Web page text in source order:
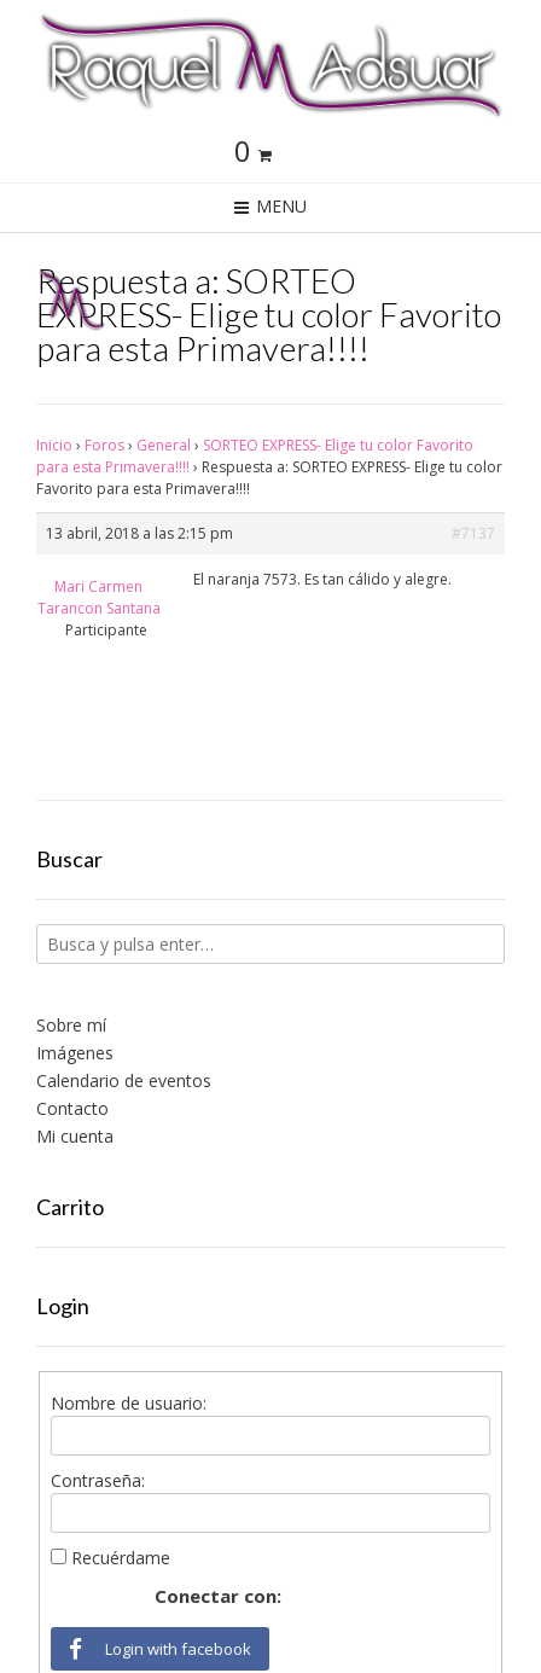
0
MENU
Respuesta a: SORTEO
EXPRESS- Elige tu color Favorito
para esta Primavera!!!!
Inicio › Foros› General › SORTEO EXPRESS- Elige tu color Favorito
para esta Primavera!!!! › Respuesta a: SORTEO EXPRESS- Elige tu color
Favorito para esta Primavera!!!!
13 abril, 2018 a las 2:15 pm #7137
Mari Carmen
Tarancon Santana
Participante
El naranja 7573. Es tan cálido y alegre.
Buscar
Sobre mí
Imágenes
Calendario de eventos
Contacto
Mi cuenta
Carrito
Login
Nombre de usuario:
Contraseña:
Recuérdame
Conectar con:
Login with facebook